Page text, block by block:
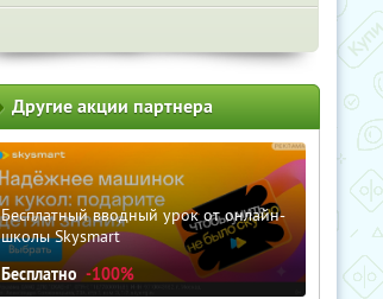
Другие акции партнера
Бесплатный вводный урок от онлайн-
школы Skysmart
Бесплатно -100%